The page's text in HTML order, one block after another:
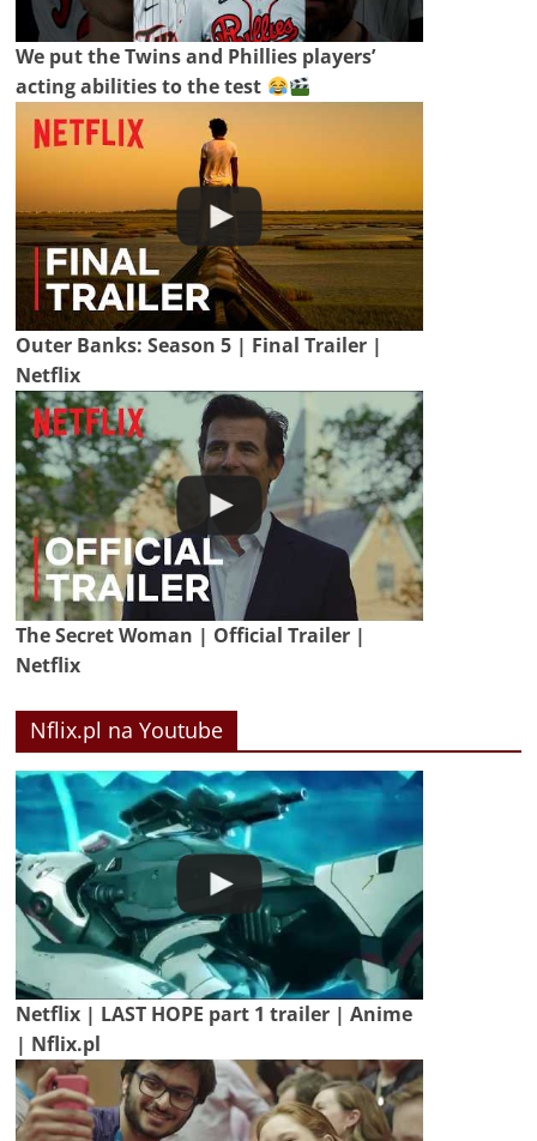
We put the Twins and Phillies players’
acting abilities to the test
Outer Banks: Season 5 | Final Trailer |
Netflix
The Secret Woman | Official Trailer |
Netflix
Nflix.pl na Youtube
Netflix | LAST HOPE part 1 trailer | Anime
| Nflix.pl